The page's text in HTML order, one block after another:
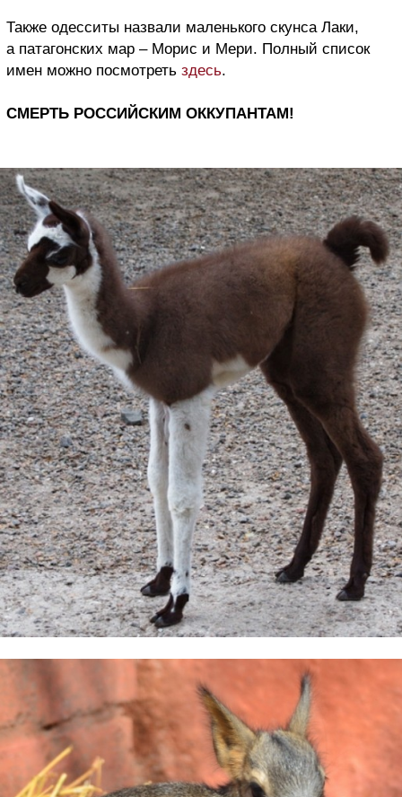
Также одесситы назвали маленького скунса Лаки,
а патагонских мар – Морис и Мери. Полный список
имен можно посмотреть здесь.
СМЕРТЬ РОССИЙСКИМ ОККУПАНТАМ!